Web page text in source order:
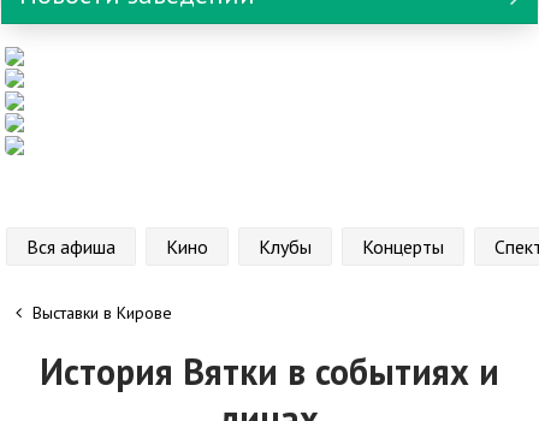
Вся афиша Кино Клубы Концерты
Выставки в Кирове
История Вятки в событиях и